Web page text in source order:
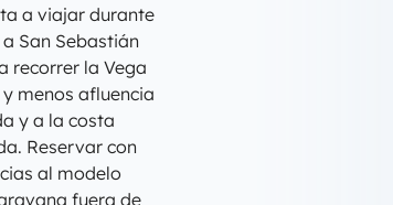
a viajar durante
San Sebastián
recorrer la Vega
menos afluencia
y a la costa
Reservar con
al modelo
fuera de